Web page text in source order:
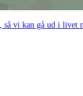
vi kan gå ud i livet